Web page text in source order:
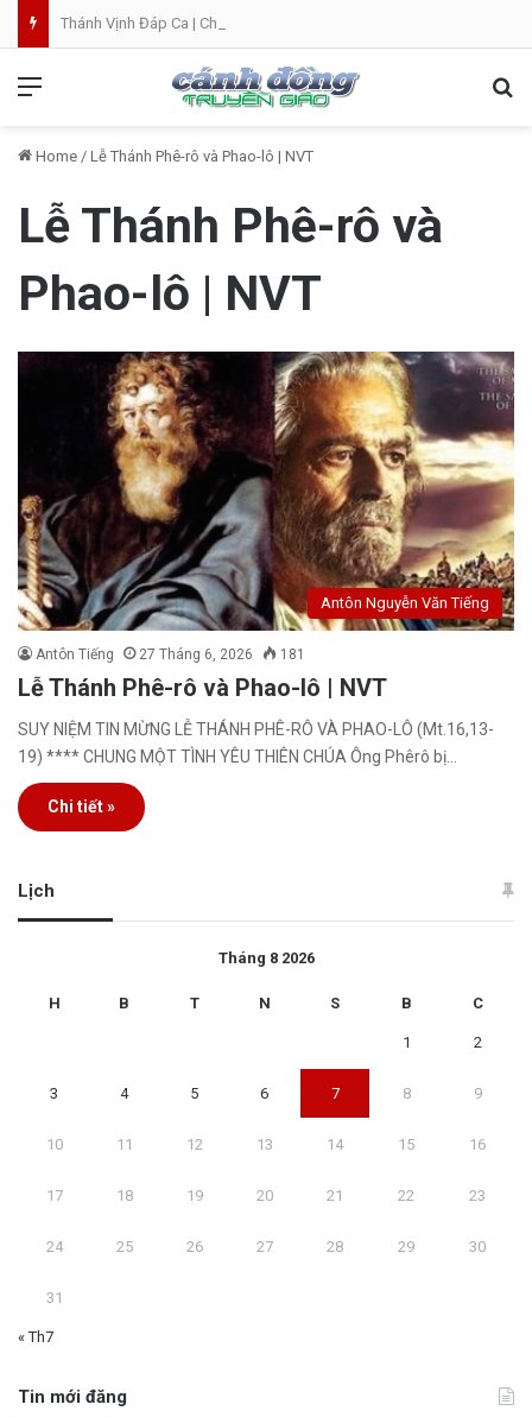
Thánh Vịnh Đáp Ca | Chúa Nhật 19 Thường Niên A
Home / Lễ Thánh Phê-rô và Phao-lô | NVT
Lễ Thánh Phê-rô và
Phao-lô | NVT
Antôn Nguyễn Văn Tiếng
Antôn Tiếng 27 Tháng 6, 2026 181
Lễ Thánh Phê-rô và Phao-lô | NVT
SUY NIỆM TIN MỪNG LỄ THÁNH PHÊ-RÔ VÀ PHAO-LÔ (Mt.16,13-
19) **** CHUNG MỘT TÌNH YÊU THIÊN CHÚA Ông Phêrô bị…
Chi tiết »
Lịch
Tháng 8 2026
H B T N S B C
1 2
3 4 5 6 7 8 9
10 11 12 13 14 15 16
17 18 19 20 21 22 23
24 25 26 27 28 29 30
31
« Th7
Tin mới đăng